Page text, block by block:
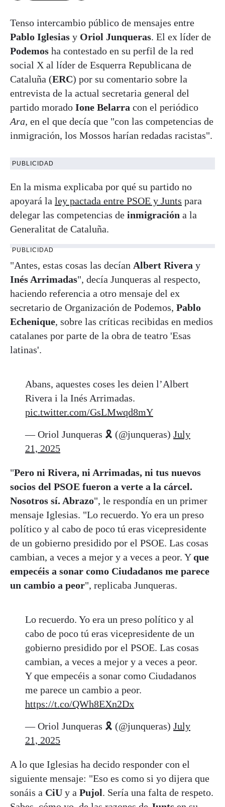
Tenso intercambio público de mensajes entre
Pablo Iglesias y Oriol Junqueras. El ex líder de
Podemos ha contestado en su perfil de la red
social X al líder de Esquerra Republicana de
Cataluña (ERC) por su comentario sobre la
entrevista de la actual secretaria general del
partido morado Ione Belarra con el periódico
Ara, en el que decía que "con las competencias de
inmigración, los Mossos harían redadas racistas".
PUBLICIDAD
En la misma explicaba por qué su partido no
apoyará la ley pactada entre PSOE y Junts para
delegar las competencias de inmigración a la
Generalitat de Cataluña.
PUBLICIDAD
"Antes, estas cosas las decían Albert Rivera y
Inés Arrimadas", decía Junqueras al respecto,
haciendo referencia a otro mensaje del ex
secretario de Organización de Podemos, Pablo
Echenique, sobre las críticas recibidas en medios
catalanes por parte de la obra de teatro 'Esas
latinas'.
Abans, aquestes coses les deien l’Albert
Rivera i la Inés Arrimadas.
pic.twitter.com/GsLMwqd8mY
— Oriol Junqueras 🎗️ (@junqueras) July
21, 2025
"Pero ni Rivera, ni Arrimadas, ni tus nuevos
socios del PSOE fueron a verte a la cárcel.
Nosotros sí. Abrazo", le respondía en un primer
mensaje Iglesias. "Lo recuerdo. Yo era un preso
político y al cabo de poco tú eras vicepresidente
de un gobierno presidido por el PSOE. Las cosas
cambian, a veces a mejor y a veces a peor. Yque
empecéis a sonar como Ciudadanos me parece
un cambio a peor", replicaba Junqueras.
Lo recuerdo. Yo era un preso político y al
cabo de poco tú eras vicepresidente de un
gobierno presidido por el PSOE. Las cosas
cambian, a veces a mejor y a veces a peor.
Y que empecéis a sonar como Ciudadanos
me parece un cambio a peor.
https://t.co/QWh8EXn2Dx
— Oriol Junqueras 🎗️ (@junqueras) July
21, 2025
A lo que Iglesias ha decido responder con el
siguiente mensaje: "Eso es como si yo dijera que
sonáis a CiU y a Pujol. Sería una falta de respeto.